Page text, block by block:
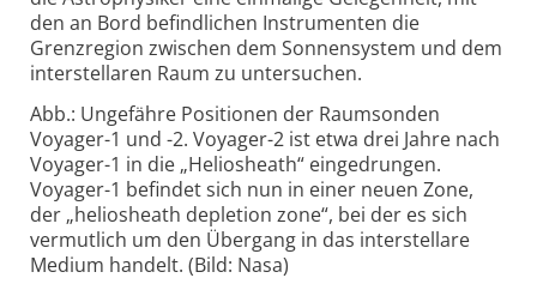
den an Bord befindlichen Instrumenten die
Grenzregion zwischen dem Sonnensystem und dem
interstellaren Raum zu untersuchen.
Abb.: Ungefähre Positionen der Raumsonden
Voyager-1 und -2. Voyager-2 ist etwa drei Jahre nach
Voyager-1 in die „Heliosheath“ eingedrungen.
Voyager-1 befindet sich nun in einer neuen Zone,
der „heliosheath depletion zone“, bei der es sich
vermutlich um den Übergang in das interstellare
Medium handelt. (Bild: Nasa)